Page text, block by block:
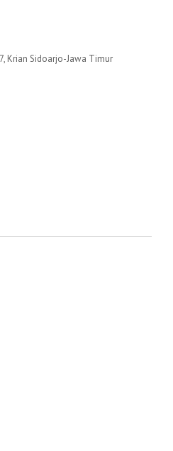
Krian Sidoarjo-Jawa Timur